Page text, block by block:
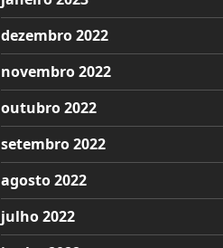
dezembro 2022
novembro 2022
outubro 2022
setembro 2022
agosto 2022
julho 2022